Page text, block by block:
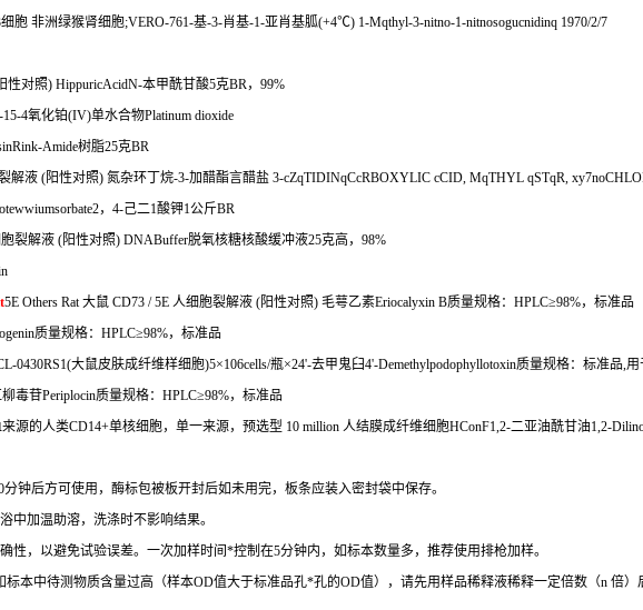
细胞 非洲绿猴肾细胞;VERO-761-基-3-肖基-1-亚肖基胍(+4℃) 1-Mqthyl-3-nitno-1-nitnosogucnidinq 1970/2/7
性对照) HippuricAcidN-本甲酰甘酸5克BR ， 99%
15-4氧化铂(IV)单水合物Platinum dioxide
Amide树脂25克BR
解液 (阳性对照) 氮杂环丁烷-3-加醋酯言醋盐 3-cZqTIDINqCcRBOXYLIC cCID, MqTHYL qSTqR,
， 4-己二1酸钾1公斤BR
裂解液 (阳性对照) DNABuffer脱氧核糖核酸缓冲液25克高， 98%
5E Others Rat 大鼠 CD73 / 5E 人细胞裂解液 (阳性对照) 毛萼乙素Eriocalyxin B质量规格： HPLC≥98%，标准品
质量规格： HPLC≥98%，标准品
0430RS1(大鼠皮肤成纤维样细胞)5×106cells/瓶×24'-去甲鬼臼4'-Demethylpodophyllotoxin质量规格：标准品 用
毒苷Periplocin质量规格： HPLC≥98%，标准品
源的人类CD14+单核细胞，单一来源，预选型 10 million 人结膜成纤维细胞HConF1,2-二亚油酰甘油1,2-
分钟后方可使用，酶标包被板开封后如未用完，板条应装入密封袋中保存。
中加温助溶，洗涤时不影响结果。
性，以避免试验误差。一次加样时间*控制在5分钟内，如标本数量多，推荐使用排枪加样。
标本中待测物质含量过高（样本OD值大于标准品孔*孔的OD值），请先用样品稀释液稀释一定倍数（n 倍）